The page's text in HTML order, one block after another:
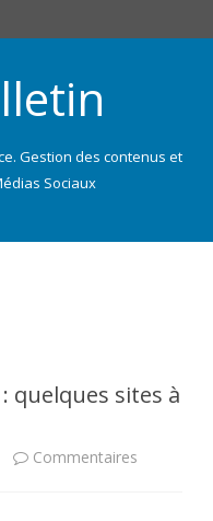
Gestion des contenus et
Sociaux
quelques sites à
Commentaires